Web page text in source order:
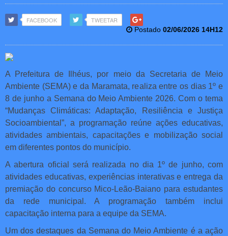
FACEBOOK
TWEETAR
Postado 02/06/2026 14H12
A Prefeitura de Ilhéus, por meio da Secretaria de Meio
Ambiente (SEMA) e da Maramata, realiza entre os dias 1º e
8 de junho a Semana do Meio Ambiente 2026. Com o tema
“Mudanças Climáticas: Adaptação, Resiliência e Justiça
Socioambiental”, a programação reúne ações educativas,
atividades ambientais, capacitações e mobilização social
em diferentes pontos do município.
A abertura oficial será realizada no dia 1º de junho, com
atividades educativas, experiências interativas e entrega da
premiação do concurso Mico-Leão-Baiano para estudantes
da rede municipal. A programação também inclui
capacitação interna para a equipe da SEMA.
Um dos destaques da Semana do Meio Ambiente é a ação